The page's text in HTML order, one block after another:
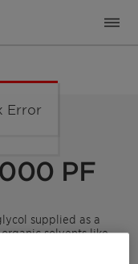
PF
supplied as a
solvents like
Error